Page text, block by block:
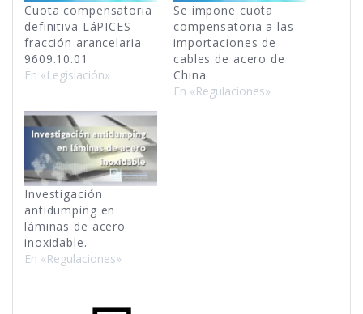
Cuota compensatoria
definitiva LáPICES
fracción arancelaria
9609.10.01
En «Legislación»
Se impone cuota
compensatoria a las
importaciones de
cables de acero de
China
En «Regulaciones»
Investigación
antidumping en
láminas de acero
inoxidable.
En «Regulaciones»